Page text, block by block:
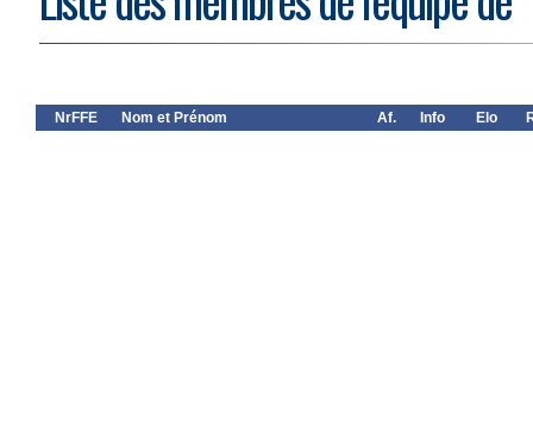
NrFFE Nom et Prénom Af. Info Elo